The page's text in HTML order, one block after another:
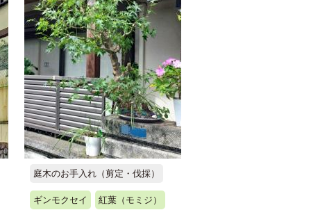
庭木のお手入れ（剪定・伐採）
ギンモクセイ 紅葉（モミジ）